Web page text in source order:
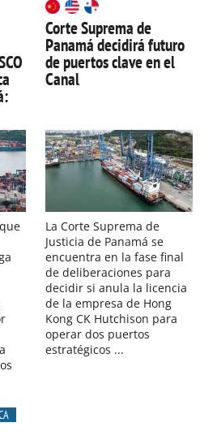
Corte Suprema de
Panamá decidirá futuro
de puertos clave en el
Canal
La Corte Suprema de
Justicia de Panamá se
encuentra en la fase final
de deliberaciones para
decidir si anula la licencia
de la empresa de Hong
Kong CK Hutchison para
operar dos puertos
estratégicos ...